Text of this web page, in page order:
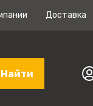
Доставка
Найти